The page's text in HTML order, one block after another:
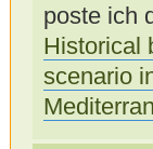
poste ich
Historical
scenario